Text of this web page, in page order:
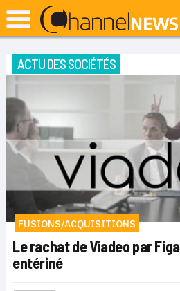
ACTU DES SOCIÉTÉS
FUSIONS/ACQUISITIONS
Le rachat de Viadeo par
entériné